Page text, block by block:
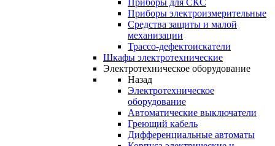
Приборы для СКС
Приборы электроизмерительные
Средства защиты и малой
механизации
Трассо-дефектоискатели
Шкафы электротехнические
Электротехническое оборудование
Назад
Электротехническое
оборудование
Автоматические выключатели
Греющий кабель
Дифференциальные автоматы